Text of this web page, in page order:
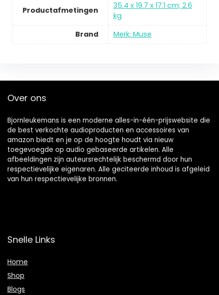
Productafmetingen
35.4 x 19.7 x 17.1 cm; 2.6
kg
Brand
Merk: Muse
Over ons
Bjornleukemans is een moderne alles-in-één-prijswebsite die
de best verkochte audioproducten en accessoires van
amazon biedt en je op de hoogte houdt via nieuw
toegevoegde op audio gebaseerde artikelen. Alle
afbeeldingen zijn auteursrechtelijk beschermd door hun
respectievelijke eigenaren. Alle geciteerde inhoud is afgeleid
van hun respectievelijke bronnen.
Snelle Links
Home
Shop
Blogs